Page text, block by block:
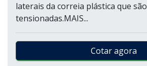
laterais da correia plástica que são
tensionadas.MAIS...
Cotar agora